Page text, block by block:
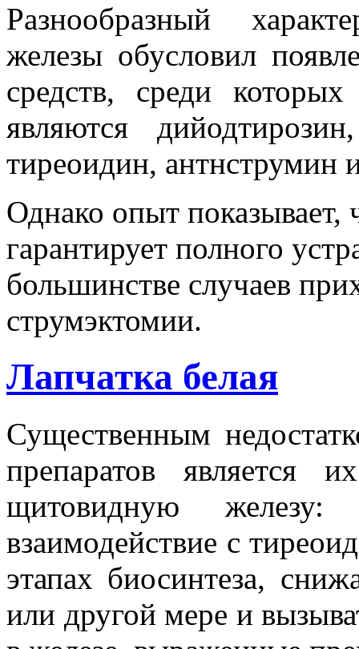
Разнообразный
железы обусловил
средств, среди
являются
тиреоидин, антнструмин
Однако опыт показывает,
гарантирует полного
большинстве случаев
струмэктомии.
Лапчатка белая
Существенным
препаратов является
щитовидную
взаимодействие с
этапах биосинтеза,
или другой мере и